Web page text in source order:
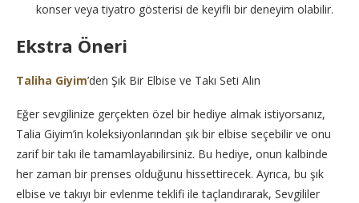
konser veya tiyatro gösterisi de keyifli bir deneyim olabilir.
Ekstra Öneri
Taliha Giyim’den Şık Bir Elbise ve Takı Seti Alın
Eğer sevgilinize gerçekten özel bir hediye almak istiyorsanız,
Talia Giyim’in koleksiyonlarından şık bir elbise seçebilir ve onu
zarif bir takı ile tamamlayabilirsiniz. Bu hediye, onun kalbinde
her zaman bir prenses olduğunu hissettirecek. Ayrıca, bu şık
elbise ve takıyı bir evlenme teklifi ile taçlandırarak, Sevgililer